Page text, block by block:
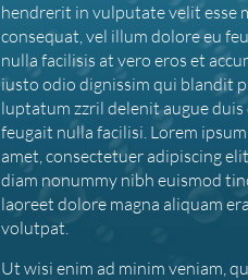
hendrerit in vulputate velit esse
consequat, vel illum dolore eu
nulla facilisis at vero eros et
iusto odio dignissim qui blandit
luptatum zzril delenit augue
feugait nulla facilisi. Lorem
amet, consectetuer adipiscing
diam nonummy nibh euismod
laoreet dolore magna aliquam
volutpat.
Ut wisi enim ad minim veniam,